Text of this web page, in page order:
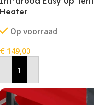
Heater
Op voorraad
€ 149,00
In Winkelwagen